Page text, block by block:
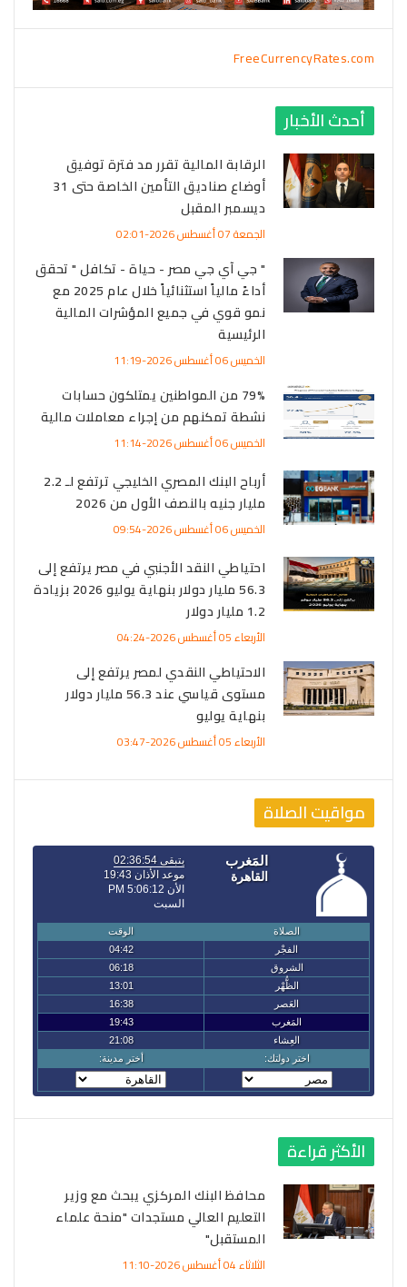
FreeCurrencyRates.com
أحدث الأخبار
الرقابة المالية تقرر مد فترة توفيق
أوضاع صناديق التأمين الخاصة حتى 31
ديسمبر المقبل
الجمعة 07 أغسطس 2026-02:01
" جي آي جي مصر - حياة - تكافل " تحقق
أداءً مالياً استثنائياً خلال عام 2025 مع
نمو قوي في جميع المؤشرات المالية
الرئيسية
الخميس 06 أغسطس 2026-11:19
79% من المواطنين يمتلكون حسابات
نشطة تمكنهم من إجراء معاملات مالية
الخميس 06 أغسطس 2026-11:14
أرباح البنك المصري الخليجي ترتفع لـ 2.2
مليار جنيه بالنصف الأول من 2026
الخميس 06 أغسطس 2026-09:54
احتياطي النقد الأجنبي في مصر يرتفع إلى
56.3 مليار دولار بنهاية يوليو 2026 بزيادة
1.2 مليار دولار
الأربعاء 05 أغسطس 2026-04:24
الاحتياطي النقدي لمصر يرتفع إلى
مستوى قياسي عند 56.3 مليار دولار
بنهاية يوليو
الأربعاء 05 أغسطس 2026-03:47
مواقيت الصلاة
الأكثر قراءة
محافظ البنك المركزي يبحث مع وزير
التعليم العالي مستجدات "منحة علماء
المستقبل"
الثلاثاء 04 أغسطس 2026-11:10